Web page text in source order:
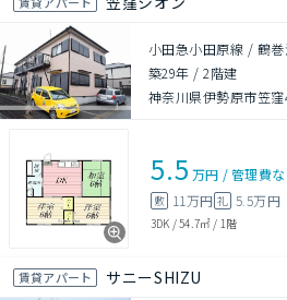
小田急小田原線 / 鶴
築29年 /2階建
神奈川県伊勢原市笠窪
5.5 万円 /管理費
敷 11万円 礼 5.5万円
3DK /54.7㎡ / 1階
賃貸アパート サニーSHIZU